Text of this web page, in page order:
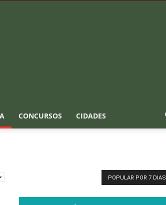
CONCURSOS CIDADES
POPULAR POR 7 DIAS